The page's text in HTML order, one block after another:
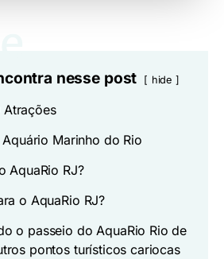
nesse post hide
Atrações
Marinho do Rio
AquaRio RJ?
o AquaRio RJ?
o passeio do AquaRio Rio de
pontos turísticos cariocas